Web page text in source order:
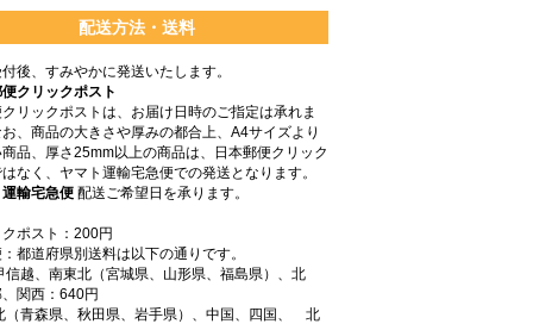
配送方法・送料
後、すみやかに発送いたします。
クリックポスト
リックポストは、お届け日時のご指定は承れま
、商品の大きさや厚みの都合上、A4サイズより
品、厚さ25mm以上の商品は、日本郵便クリック
なく、ヤマト運輸宅急便での発送となります。
輸宅急便 配送ご希望日を承ります。
ポスト：200円
都道府県別送料は以下の通りです。
信越、南東北（宮城県、山形県、福島県）、北
関西：640円
（青森県、秋田県、岩手県）、中国、四国、 北